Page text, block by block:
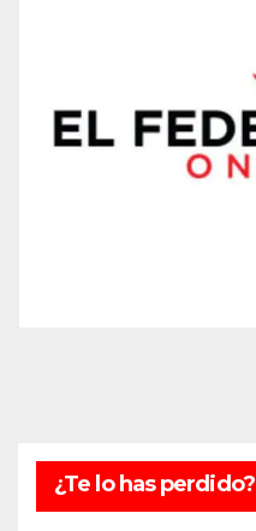
¿Te lo has perdido?